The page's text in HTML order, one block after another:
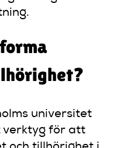
universitet
verktyg för att